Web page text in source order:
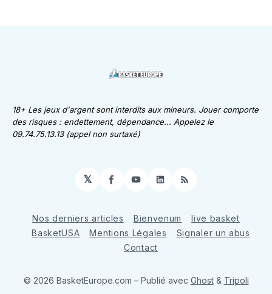
18+ Les jeux d'argent sont interdits aux mineurs. Jouer comporte
des risques : endettement, dépendance... Appelez le
09.74.75.13.13 (appel non surtaxé)
𝕏 Facebook
YouTube
LinkedIn
RSS
Nos derniers articles Bienvenum
live basket
BasketUSA
Mentions Légales
Signaler un abus
Contact
© 2026 BasketEurope.com – Publié avec Ghost& Tripoli